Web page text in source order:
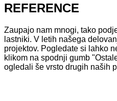
REFERENCE
Zaupajo nam mnogi, tako
lastniki. V letih našega
projektov. Pogledate si lahko
klikom na spodnji gumb
ogledali še vrsto drugih naših